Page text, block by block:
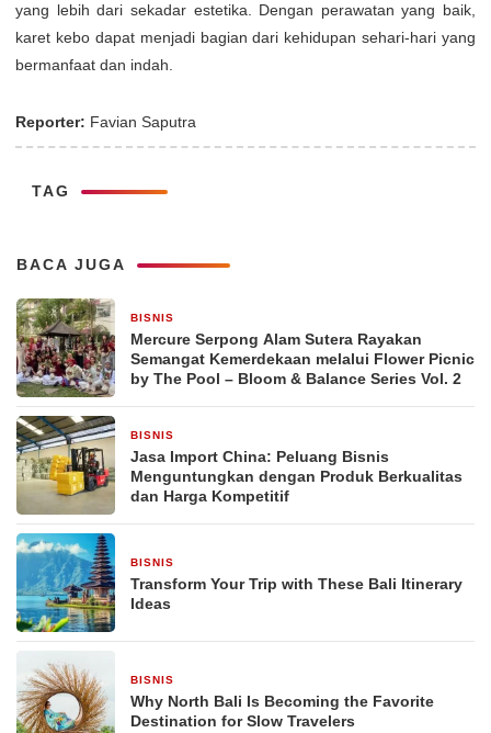
yang lebih dari sekadar estetika. Dengan perawatan yang baik,
karet kebo dapat menjadi bagian dari kehidupan sehari-hari yang
bermanfaat dan indah.
Reporter: Favian Saputra
TAG
BACA JUGA
BISNIS
Mercure Serpong Alam Sutera Rayakan
Semangat Kemerdekaan melalui Flower Picnic
by The Pool – Bloom & Balance Series Vol. 2
BISNIS
Jasa Import China: Peluang Bisnis
Menguntungkan dengan Produk Berkualitas
dan Harga Kompetitif
BISNIS
Transform Your Trip with These Bali Itinerary
Ideas
BISNIS
Why North Bali Is Becoming the Favorite
Destination for Slow Travelers